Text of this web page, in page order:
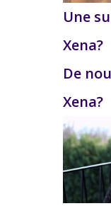
Une
Xena?
De
Xena?